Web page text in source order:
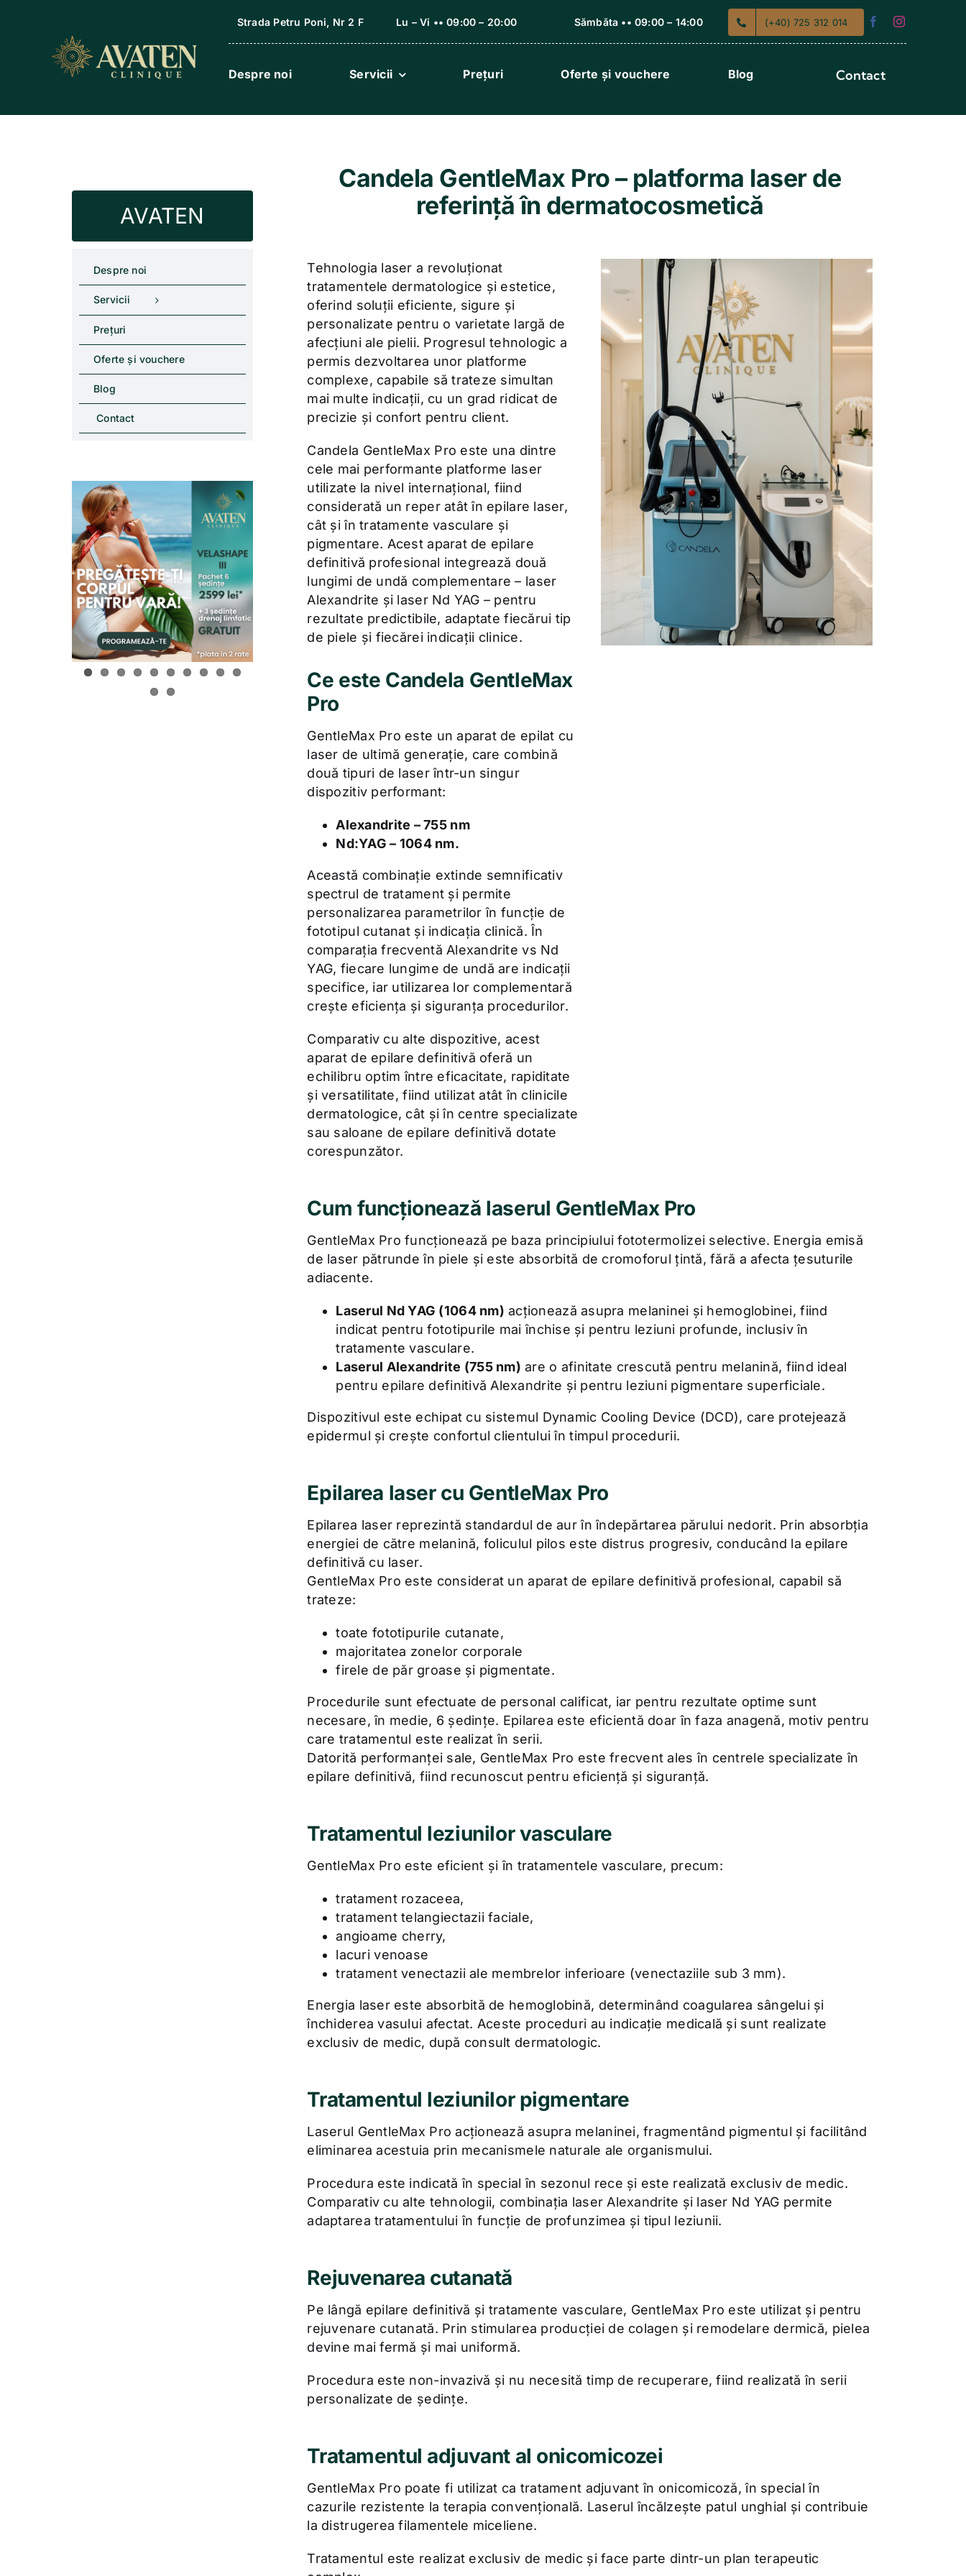
Strada Petru Poni, Nr 2 F Lu – Vi •• 09:00 – 20:00 Sămbăta •• 09:00 – 14:00 (+40) 725 312 014
Despre noi Servicii Prețuri Oferte și vouchere Blog Contact
AVATEN
Despre noi
Servicii
Prețuri
Oferte și vouchere
Blog
Contact
Candela GentleMax Pro – platforma laser de
referință în dermatocosmetică
Tehnologia laser a revoluționat
tratamentele dermatologice și estetice,
oferind soluții eficiente, sigure și
personalizate pentru o varietate largă de
afecțiuni ale pielii. Progresul tehnologic a
permis dezvoltarea unor platforme
complexe, capabile să trateze simultan
mai multe indicații, cu un grad ridicat de
precizie și confort pentru client.
Candela GentleMax Pro este una dintre
cele mai performante platforme laser
utilizate la nivel internațional, fiind
considerată un reper atât în epilare laser,
cât și în tratamente vasculare și
pigmentare. Acest aparat de epilare
definitivă profesional integrează două
lungimi de undă complementare – laser
Alexandrite și laser Nd YAG – pentru
rezultate predictibile, adaptate fiecărui tip
de piele și fiecărei indicații clinice.
Ce este Candela GentleMax
Pro
GentleMax Pro este un aparat de epilat cu
laser de ultimă generație, care combină
două tipuri de laser într-un singur
dispozitiv performant:
Alexandrite – 755 nm
Nd:YAG – 1064 nm.
Această combinație extinde semnificativ
spectrul de tratament și permite
personalizarea parametrilor în funcție de
fototipul cutanat și indicația clinică. În
comparația frecventă Alexandrite vs Nd
YAG, fiecare lungime de undă are indicații
specifice, iar utilizarea lor complementară
crește eficiența și siguranța procedurilor.
Comparativ cu alte dispozitive, acest
aparat de epilare definitivă oferă un
echilibru optim între eficacitate, rapiditate
și versatilitate, fiind utilizat atât în clinicile
dermatologice, cât și în centre specializate
sau saloane de epilare definitivă dotate
corespunzător.
Cum funcționează laserul GentleMax Pro
GentleMax Pro funcționează pe baza principiului fototermolizei selective. Energia emisă
de laser pătrunde în piele și este absorbită de cromoforul țintă, fără a afecta țesuturile
adiacente.
Laserul Nd YAG (1064 nm) acționează asupra melaninei și hemoglobinei, fiind
indicat pentru fototipurile mai închise și pentru leziuni profunde, inclusiv în
tratamente vasculare.
Laserul Alexandrite (755 nm) are o afinitate crescută pentru melanină, fiind ideal
pentru epilare definitivă Alexandrite și pentru leziuni pigmentare superficiale.
Dispozitivul este echipat cu sistemul Dynamic Cooling Device (DCD), care protejează
epidermul și crește confortul clientului în timpul procedurii.
Epilarea laser cu GentleMax Pro
Epilarea laser reprezintă standardul de aur în îndepărtarea părului nedorit. Prin absorbția
energiei de către melanină, foliculul pilos este distrus progresiv, conducând la epilare
definitivă cu laser.
GentleMax Pro este considerat un aparat de epilare definitivă profesional, capabil să
trateze:
toate fototipurile cutanate,
majoritatea zonelor corporale
firele de păr groase și pigmentate.
Procedurile sunt efectuate de personal calificat, iar pentru rezultate optime sunt
necesare, în medie, 6 ședințe. Epilarea este eficientă doar în faza anagenă, motiv pentru
care tratamentul este realizat în serii.
Datorită performanței sale, GentleMax Pro este frecvent ales în centrele specializate în
epilare definitivă, fiind recunoscut pentru eficiență și siguranță.
Tratamentul leziunilor vasculare
GentleMax Pro este eficient și în tratamentele vasculare, precum:
tratament rozaceea,
tratament telangiectazii faciale,
angioame cherry,
lacuri venoase
tratament venectazii ale membrelor inferioare (venectaziile sub 3 mm).
Energia laser este absorbită de hemoglobină, determinând coagularea sângelui și
închiderea vasului afectat. Aceste proceduri au indicație medicală și sunt realizate
exclusiv de medic, după consult dermatologic.
Tratamentul leziunilor pigmentare
Laserul GentleMax Pro acționează asupra melaninei, fragmentând pigmentul și facilitând
eliminarea acestuia prin mecanismele naturale ale organismului.
Procedura este indicată în special în sezonul rece și este realizată exclusiv de medic.
Comparativ cu alte tehnologii, combinația laser Alexandrite și laser Nd YAG permite
adaptarea tratamentului în funcție de profunzimea și tipul leziunii.
Rejuvenarea cutanată
Pe lângă epilare definitivă și tratamente vasculare, GentleMax Pro este utilizat și pentru
rejuvenare cutanată. Prin stimularea producției de colagen și remodelare dermică, pielea
devine mai fermă și mai uniformă.
Procedura este non-invazivă și nu necesită timp de recuperare, fiind realizată în serii
personalizate de ședințe.
Tratamentul adjuvant al onicomicozei
GentleMax Pro poate fi utilizat ca tratament adjuvant în onicomicoză, în special în
cazurile rezistente la terapia convențională. Laserul încălzește patul unghial și contribuie
la distrugerea filamentele miceliene.
Tratamentul este realizat exclusiv de medic și face parte dintr-un plan terapeutic